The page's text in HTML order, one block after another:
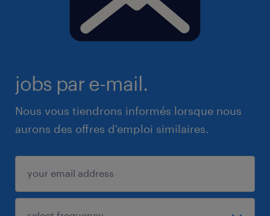
jobs par e-mail.
Nous vous tiendrons informés lorsque nous
aurons des offres d'emploi similaires.